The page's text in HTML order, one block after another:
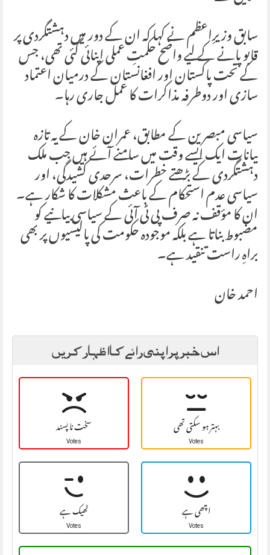
سابق وزیرِاعظم نے کہا کہ ان کے دور میں دہشتگردی پر
قابو پانے کے لیے واضح حکمتِ عملی اپنائی گئی تھی، جس
کے تحت پاکستان اور افغانستان کے درمیان اعتماد
سازی اور دوطرفہ مذاکرات کا عمل جاری رہا۔
سیاسی مبصرین کے مطابق، عمران خان کے یہ تازہ
بیانات ایک ایسے وقت میں سامنے آئے ہیں جب ملک
دہشتگردی کے بڑھتے خطرات، سرحدی کشیدگی، اور
سیاسی عدم استحکام کے باعث مشکلات کا شکار ہے۔
ان کا مؤقف نہ صرف پی ٹی آئی کے سیاسی بیانیے کو
مضبوط بناتا ہے بلکہ موجودہ حکومت کی پالیسیوں پر بھی
براہِ راست تنقید ہے۔
احمد خان
اس خبر پر اپنی رائے کا اظہار کریں
سخت نا پسند
Votes بہتر ہو سکتی تھی
Votes
ٹھیک ہے
Votes اچھی ہے
Votes